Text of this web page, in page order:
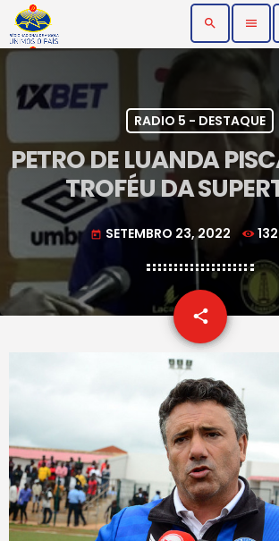
search menu
RADIO 5 - DESTAQUE
PETRO DE LUANDA
TROFÉU DA
today SETEMBRO 23, 2022 132
share
email